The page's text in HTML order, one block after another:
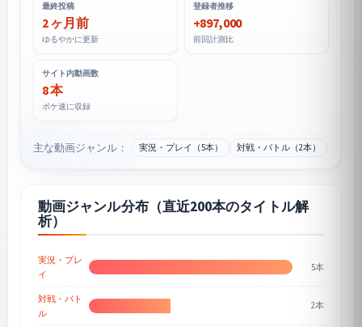
最終投稿
2 ヶ月前
ゆるやかに更新
登録者推移
+897,000
前回計測比
サイト内動画数
8 本
ポケ速に収録
主な動画ジャンル： 実況・プレイ（5本） 対戦・バトル（2本）
動画ジャンル分布（直近200本のタイトル解
析）
実況・プレ
イ
5本
対戦・バト
ル
2本